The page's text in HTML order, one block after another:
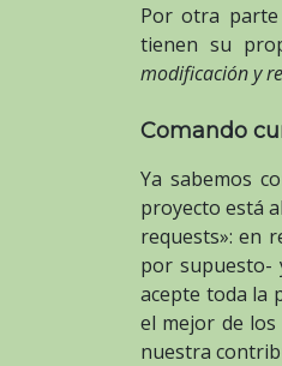
Por otra parte
tienen su
modificación y
Comando
Ya sabemos
proyecto está
requests»: en
por supuesto-
acepte toda la
el mejor de
nuestra